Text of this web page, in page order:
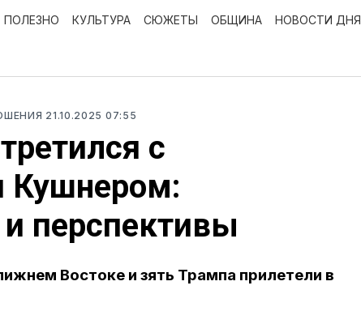
ПОЛЕЗНО КУЛЬТУРА СЮЖЕТЫ ОБЩИНА НОВОСТИ ДНЯ
21.10.2025 07:55
с
Кушнером:
перспективы
Востоке и зять Трампа прилетели в